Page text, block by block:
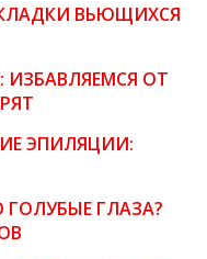
ВЬЮЩИХСЯ
ИЗБАВЛЯЕМСЯ ОТ
ЭПИЛЯЦИИ:
ГЛАЗА?